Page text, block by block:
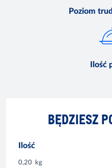
Poziom
Ilość
BĘDZIESZ
Ilość
0,20 kg